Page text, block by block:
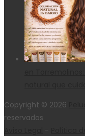
Copyright © 2026
reservados
-